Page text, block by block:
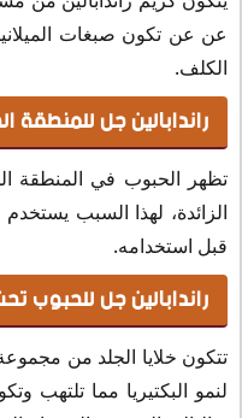
عن عن تكون صبغات
الكلف.
راندابالين جل للمنطقة
تظهر الحبوب في المنطقة
الزائدة، لهذا السبب
قبل استخدامه.
راندابالين جل للحبوب
تتكون خلايا الجلد من
لنمو البكتيريا مما تلتهب